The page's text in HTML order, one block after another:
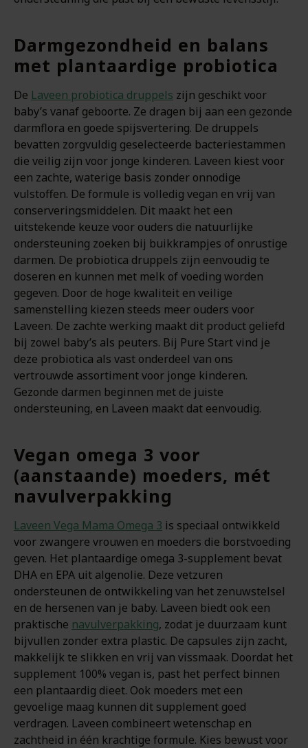
Darmgezondheid en balans
met plantaardige probiotica
De Laveen probiotica druppels zijn geschikt voor
baby’s vanaf geboorte. Ze dragen bij aan een gezonde
darmflora en goede spijsvertering. De druppels
bevatten zorgvuldig geselecteerde bacteriestammen
die veilig zijn voor jonge kinderen. Laveen kiest voor
een zachte, waterige basis zonder onnodige
vulstoffen. De formule is volledig vegan en vrij van
conserveringsmiddelen. Dit maakt het een
uitstekende keuze voor ouders die natuurlijke
ondersteuning zoeken bij buikkrampjes of onrustige
darmen. De probiotica druppels zijn eenvoudig te
doseren en kunnen met melk of voeding worden
gegeven. Door de hoge kwaliteit en veilige
samenstelling kiezen steeds meer ouders voor
Laveen. De zachte werking maakt dit product geliefd
bij zowel baby’s als peuters. Bij Pure Start vind je
deze probiotica als vast onderdeel van ons
vertrouwde assortiment voor jonge kinderen.
Gezonde darmen beginnen met de juiste
ondersteuning, en Laveen maakt dat eenvoudig.
Vegan omega 3 voor
(aanstaande) moeders, mét
navulverpakking
Laveen Vega Mama Omega 3 is speciaal ontwikkeld
voor zwangere vrouwen en moeders die borstvoeding
geven. Het plantaardige omega 3-supplement bevat
DHA en EPA uit algenolie. Deze vetzuren
ondersteunen de ontwikkeling van het zenuwstelsel
en de hersenen van je baby. Laveen biedt ook een
praktische navulverpakking, zodat je duurzaam kunt
bijvullen zonder extra plastic. De capsules zijn zacht,
makkelijk te slikken en vrij van vissmaak. Doordat het
supplement 100% vegan is, past het perfect binnen
een plantaardig dieet. Ook moeders met een
gevoelige maag kunnen dit supplement goed
verdragen. Laveen combineert wetenschap en
zachtheid in één krachtige formule. Kies bewust voor